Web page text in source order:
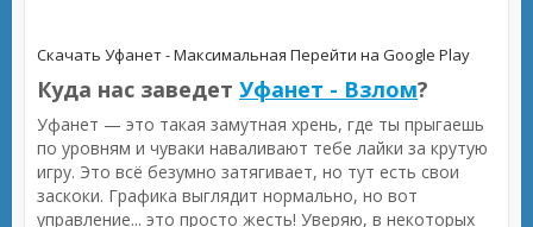
Скачать Уфанет - Максимальная Перейти на Google Play
Куда нас заведет Уфанет - Взлом?
Уфанет — это такая замутная хрень, где ты прыгаешь
по уровням и чуваки наваливают тебе лайки за крутую
игру. Это всё безумно затягивает, но тут есть свои
заскоки. Графика выглядит нормально, но вот
управление... это просто жесть! Уверяю, в некоторых